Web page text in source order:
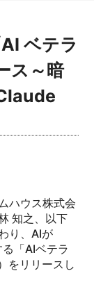
ベテラ
ス～暗
ハウス株式会
知之、以下
り、AIが
「AIベテラ
をリリースし